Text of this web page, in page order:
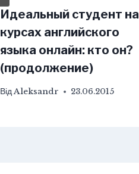
Идеальный студент на
курсах английского
языка онлайн: кто он?
(продолжение)
ВідAleksandr 23.06.2015